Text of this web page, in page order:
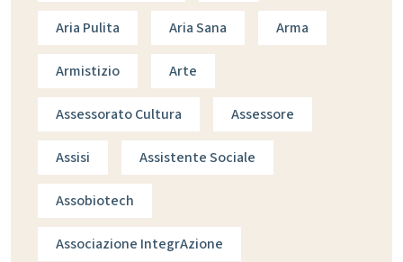
Aria Pulita Aria Sana Arma
Armistizio Arte
Assessorato Cultura Assessore
Assisi Assistente Sociale
Assobiotech
Associazione IntegrAzione